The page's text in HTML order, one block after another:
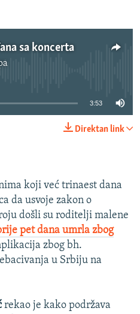
sa koncerta
currently available
3:53
Direktan link
koji već trinaest dana
da usvoje zakon o
došli su roditelji malene
pet dana umrla zbog
zbog bh.
u Srbiju na
rekao je kako podržava